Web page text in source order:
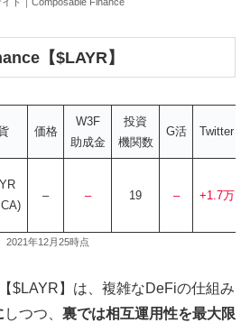
【$LAYR】
価格
W3F
助成金
投資
機関数
G活 Twitter
– – 19 – +1.7万
2021年12月25時点
$LAYR】は、複雑なDeFiの仕組み
しつつ、 裏では相互運用性を最大限